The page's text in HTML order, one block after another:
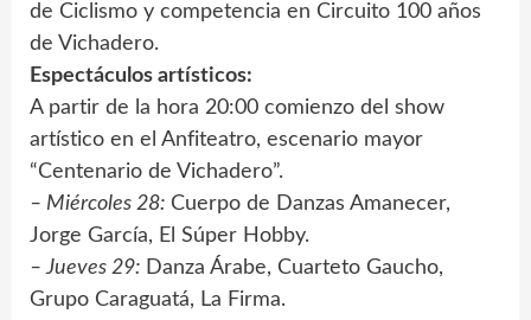
de Ciclismo y competencia en Circuito 100 años
de Vichadero.
Espectáculos artísticos:
A partir de la hora 20:00 comienzo del show
artístico en el Anfiteatro, escenario mayor
“Centenario de Vichadero”.
– Miércoles 28: Cuerpo de Danzas Amanecer,
Jorge García, El Súper Hobby.
– Jueves 29: Danza Árabe, Cuarteto Gaucho,
Grupo Caraguatá, La Firma.